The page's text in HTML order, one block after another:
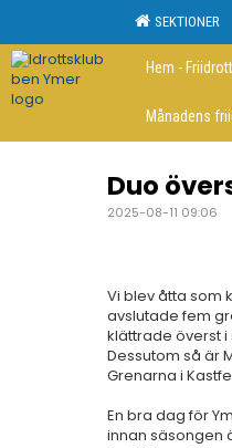
SEKTIONER
Hem - Friidrott
Månadens
Duo
2025-08-11 09:06
Vi blev åtta som
avslutade fem
klättrade överst i
Dessutom så är
Grenarna i
En bra dag för
innan säsongen